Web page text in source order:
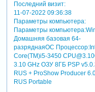
Последний визит:
11-07-2022 09:36:38
Параметры компьютера:
Параметры
Домашняя базовая 64-
разряднаяОС
Core(TM)i5-3450
3.10 GHz ОЗУ 8ГБ PSP
RUS + ProShow Producer
RUS Portable